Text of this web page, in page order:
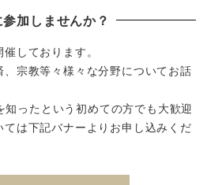
加しませんか？
しております。
宗教等々様々な分野についてお話
ったという初めての方でも大歓迎
は下記バナーよりお申し込みくだ